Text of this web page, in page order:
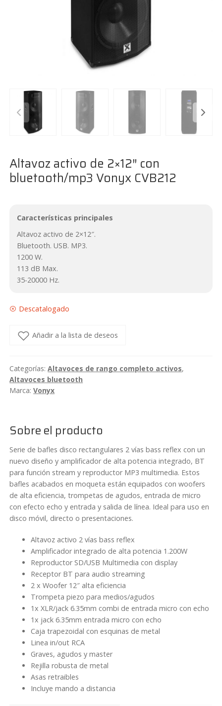
Altavoz activo de 2×12″ con
bluetooth/mp3 Vonyx CVB212
Características principales
Altavoz activo de 2×12″.
Bluetooth. USB. MP3.
1200 W.
113 dB Max.
35-20000 Hz.
Descatalogado
Añadir a la lista de deseos
Categorías:Altavoces de rango completo activos,
Altavoces bluetooth
Marca:Vonyx
Sobre el producto
Serie de bafles disco rectangulares 2 vías bass reflex con un
nuevo diseño y amplificador de alta potencia integrado, BT
para función stream y reproductor MP3 multimedia. Estos
bafles acabados en moqueta están equipados con woofers
de alta eficiencia, trompetas de agudos, entrada de micro
con efecto echo y entrada y salida de línea. Ideal para uso en
disco móvil, directo o presentaciones.
Altavoz activo 2 vías bass reflex
Amplificador integrado de alta potencia 1.200W
Reproductor SD/USB Multimedia con display
Receptor BT para audio streaming
2 x Woofer 12″ alta eficiencia
Trompeta piezo para medios/agudos
1x XLR/jack 6.35mm combi de entrada micro con echo
1x jack 6.35mm entrada micro con echo
Caja trapezoidal con esquinas de metal
Linea in/out RCA
Graves, agudos y master
Rejilla robusta de metal
Asas retraibles
Incluye mando a distancia